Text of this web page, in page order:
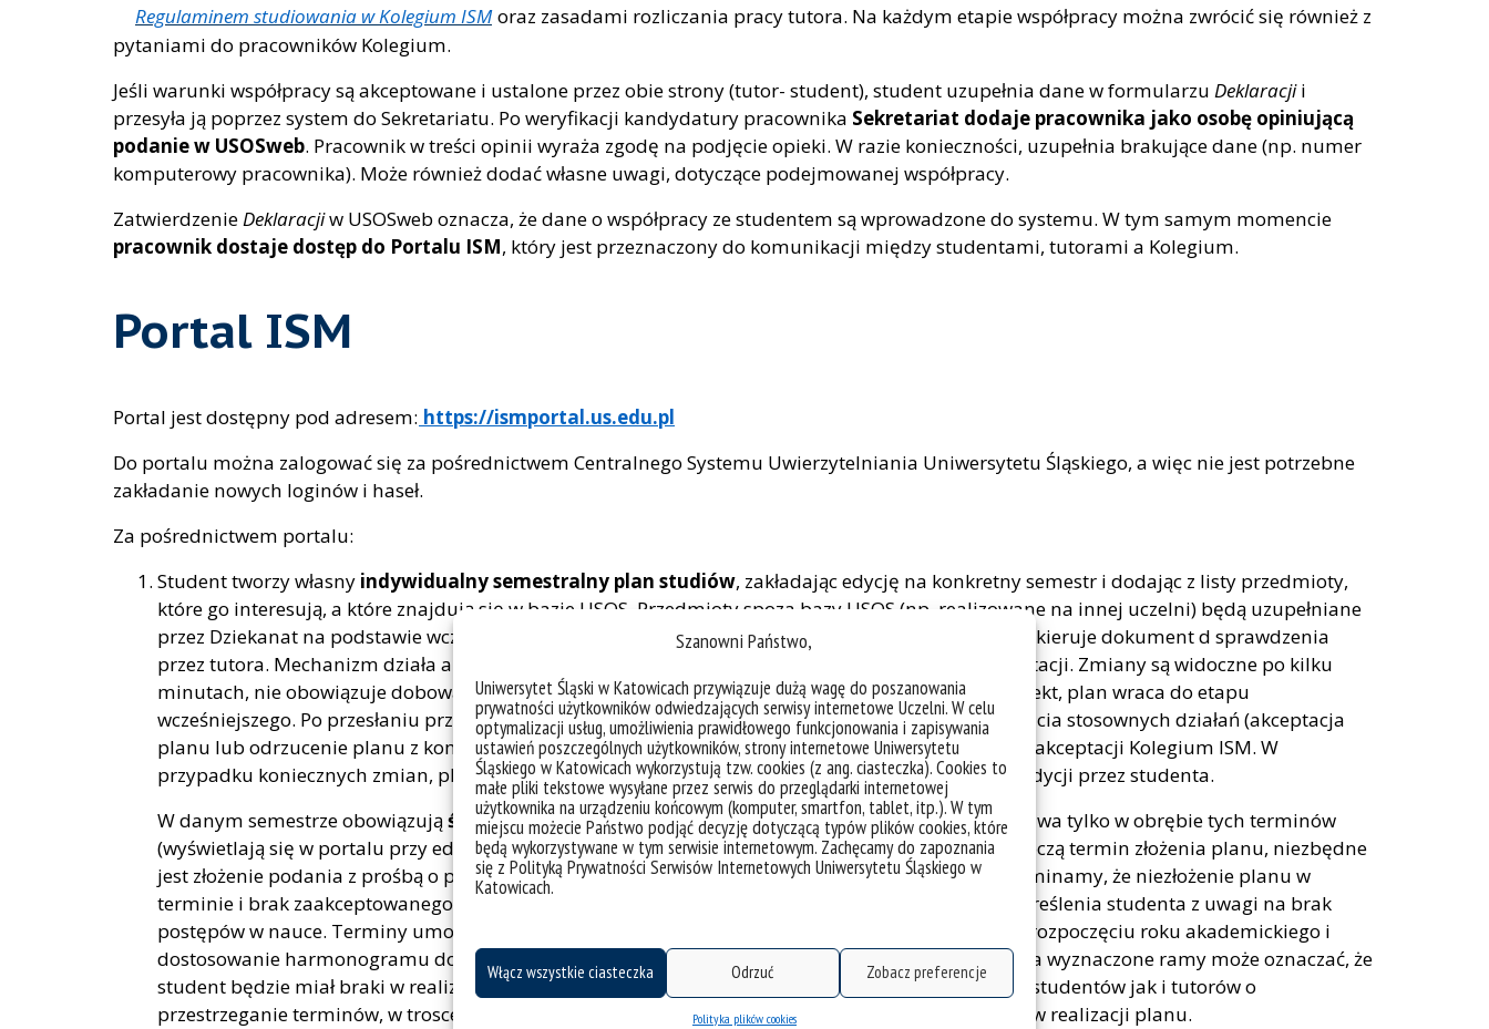
Szanowni Państwo,
Uniwersytet Śląski w Katowicach przywiązuje dużą wagę do poszanowania
prywatności użytkowników odwiedzających serwisy internetowe Uczelni. W celu
optymalizacji usług, umożliwienia prawidłowego funkcjonowania i zapisywania
ustawień poszczególnych użytkowników, strony internetowe Uniwersytetu
Śląskiego w Katowicach wykorzystują tzw. cookies (z ang. ciasteczka). Cookies to
małe pliki tekstowe wysyłane przez serwis do przeglądarki internetowej
użytkownika na urządzeniu końcowym (komputer, smartfon, tablet, itp.). W tym
miejscu możecie Państwo podjąć decyzję dotyczącą typów plików cookies, które
będą wykorzystywane w tym serwisie internetowym. Zachęcamy do zapoznania
się z Polityką Prywatności Serwisów Internetowych Uniwersytetu Śląskiego w
Katowicach.
Włącz wszystkie ciasteczka Odrzuć Zobacz preferencje
Polityka plików cookies
Regulaminem studiowania w Kolegium ISM oraz zasadami rozliczania pracy tutora. Na każdym etapie współpracy można zwrócić się również z
pytaniami do pracowników Kolegium.
Jeśli warunki współpracy są akceptowane i ustalone przez obie strony (tutor- student), student uzupełnia dane w formularzu Deklaracjii
przesyła ją poprzez system do Sekretariatu. Po weryfikacji kandydatury pracownika Sekretariat dodaje pracownika jako osobę opiniującą
podanie w USOSweb. Pracownik w treści opinii wyraża zgodę na podjęcie opieki. W razie konieczności, uzupełnia brakujące dane (np. numer
komputerowy pracownika). Może również dodać własne uwagi, dotyczące podejmowanej współpracy.
ZatwierdzenieDeklaracjiw USOSweb oznacza, że dane o współpracy ze studentem są wprowadzone do systemu. W tym samym momencie
pracownik dostaje dostęp do Portalu ISM, który jest przeznaczony do komunikacji między studentami, tutorami a Kolegium.
Portal ISM
Portal jest dostępny pod adresem: https://ismportal.us.edu.pl
Do portalu można zalogować się za pośrednictwem Centralnego Systemu Uwierzytelniania Uniwersytetu Śląskiego, a więc nie jest potrzebne
zakładanie nowych loginów i haseł.
Za pośrednictwem portalu:
Student tworzy własny indywidualny semestralny plan studiów, zakładając edycję na konkretny semestr i dodając z listy przedmioty,
które go interesują, a które znajdują się w bazie USOS. Przedmioty spoza bazy USOS (np. realizowane na innej uczelni) będą uzupełniane
przez Dziekanat na podstawie wcześniej złożonych podań studenckich. Zatwierdzając plan, student kieruje dokument d sprawdzenia
przez tutora. Mechanizm działa analogicznie do APD, tj. proceduje plan do kolejnych etapów akceptacji. Zmiany są widoczne po kilku
minutach, nie obowiązuje dobowa migracja danych. W przypadku konieczności wprowadzenia korekt, plan wraca do etapu
wcześniejszego. Po przesłaniu przez studenta planu tutor ma możliwość sprawdzenia planu i podjęcia stosownych działań (akceptacja
planu lub odrzucenie planu z komentarzem). Po akceptacji planu przez tutora, dokument trafia do akceptacji Kolegium ISM. W
przypadku koniecznych zmian, plan może być odrzucony i trafia wówczas na początkowy etap do edycji przez studenta.
W danym semestrze obowiązują ściśle określone terminyskładania planu. Edycja planu jest możliwa tylko w obrębie tych terminów
(wyświetlają się w portalu przy edycji konkretnego planu). W przypadku, gdy student i tutor przekroczą termin złożenia planu, niezbędne
jest złożenie podania z prośbą o przedłużenie terminu złożenia planu wraz z wyjaśnieniem. Przypominamy, że niezłożenie planu w
terminie i brak zaakceptowanego podania o wydłużenie może skutkować wszczęciem procedury skreślenia studenta z uwagi na brak
postępów w nauce. Terminy umożliwiają studentom Kolegium wybór i zapisanie się na zajęcia po rozpoczęciu roku akademickiego i
dostosowanie harmonogramu do studiów na kilku kierunkach, jednak wydłużanie tego okresu poza wyznaczone ramy może oznaczać, że
student będzie miał braki w realizacji zajęć, na które zapisuje się z opóźnieniem. Prosimy zarówno studentów jak i tutorów o
przestrzeganie terminów, w trosce o zabezpieczenie studentów przed potencjalnymi trudnościami w realizacji planu.